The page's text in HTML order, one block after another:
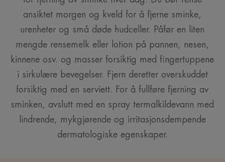
ansiktet morgen og kveld for å fjerne sminke,
urenheter og små døde hudceller. Påfør en liten
mengde rensemelk eller lotion på pannen, nesen,
kinnene osv. og masser forsiktig med fingertuppene
i sirkulære bevegelser. Fjern deretter overskuddet
forsiktig med en serviett. For å fullføre fjerning av
sminken, avslutt med en spray termalkildevann med
lindrende, mykgjørende og irritasjonsdempende
dermatologiske egenskaper.